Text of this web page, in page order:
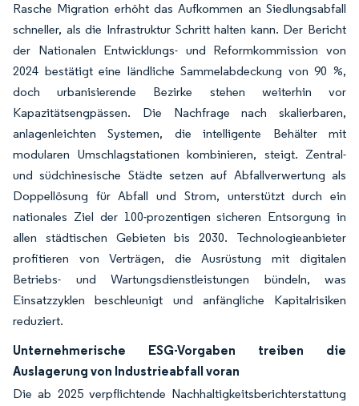
Rasche Migration erhöht das Aufkommen an Siedlungsabfall
schneller, als die Infrastruktur Schritt halten kann. Der Bericht
der Nationalen Entwicklungs- und Reformkommission von
2024 bestätigt eine ländliche Sammelabdeckung von 90 %,
doch urbanisierende Bezirke stehen weiterhin vor
Kapazitätsengpässen. Die Nachfrage nach skalierbaren,
anlagenleichten Systemen, die intelligente Behälter mit
modularen Umschlagstationen kombinieren, steigt. Zentral-
und südchinesische Städte setzen auf Abfallverwertung als
Doppellösung für Abfall und Strom, unterstützt durch ein
nationales Ziel der 100-prozentigen sicheren Entsorgung in
allen städtischen Gebieten bis 2030. Technologieanbieter
profitieren von Verträgen, die Ausrüstung mit digitalen
Betriebs- und Wartungsdienstleistungen bündeln, was
Einsatzzyklen beschleunigt und anfängliche Kapitalrisiken
reduziert.
Unternehmerische ESG-Vorgaben treiben die
Auslagerung von Industrieabfall voran
Die ab 2025 verpflichtende Nachhaltigkeitsberichterstattung